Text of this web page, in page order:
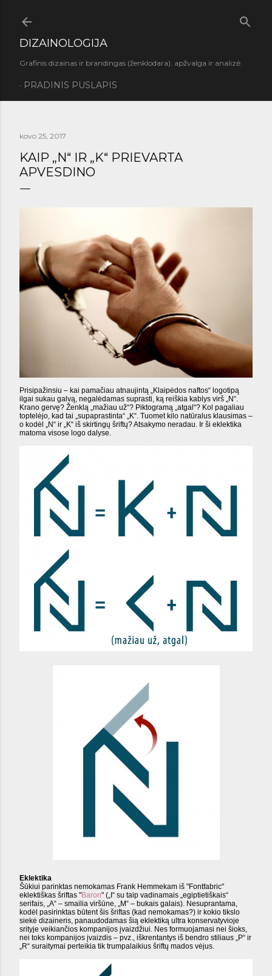
DIZAINOLOGIJA
Grafinis dizainas ir brandingas (ženklodara): apžvalga ir analizė.
PRADINIS PUSLAPIS
kovo 25, 2017
KAIP „N“ IR „K“ PRIEVARTA
APVESDINO
Prisipažinsiu – kai pamačiau atnaujintą „Klaipėdos naftos“ logotipą
ilgai sukau galvą, negalėdamas suprasti, ką reiškia kablys virš „N“.
Krano gervę? Ženklą „mažiau už“? Piktogramą „atgal“? Kol pagaliau
toptelėjo, kad tai „supaprastinta“ „K“. Tuomet kilo natūralus klausimas –
o kodėl „N“ ir „K“ iš skirtingų šriftų? Atsakymo neradau. Ir ši eklektika
matoma visose logo dalyse.
Eklektika
Šūkiui parinktas nemokamas Frank Hemmekam iš "Fontfabric"
eklektiškas šriftas "Baron" („I“ su taip vadinamais „egiptietiškais“
serifais, „A“ – smailia viršūne, „M“ – bukais galais). Nesuprantama,
kodėl pasirinktas būtent šis šriftas (kad nemokamas?) ir kokio tikslo
siekė dizaineris, panaudodamas šią eklektiką ultra konservatyvioje
srityje veikiančios kompanijos įvaizdžiui. Nes formuojamasi nei šioks,
nei toks kompanijos įvaizdis – pvz., iškrentantys iš bendro stiliaus „P“ ir
„R“ suraitymai perteikia tik trumpalaikius šriftų mados vėjus.